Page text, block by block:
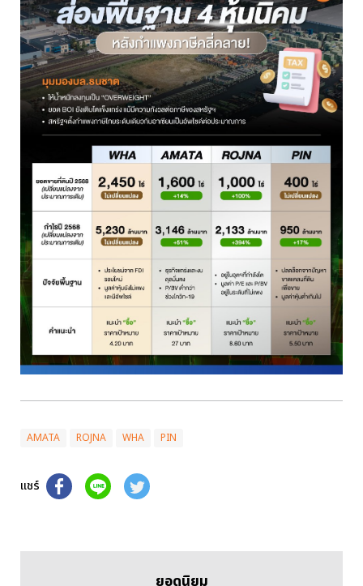
AMATA ROJNA WHA PIN
แชร์
ยอดนิยม